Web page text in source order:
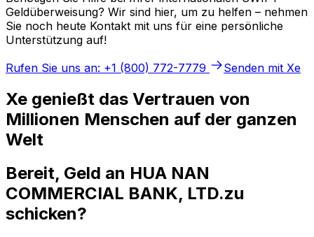
Geldüberweisung? Wir sind hier, um zu helfen – nehmen
Sie noch heute Kontakt mit uns für eine persönliche
Unterstützung auf!
Rufen Sie uns an: +1 (800) 772-7779
Senden mit Xe
Xe genießt das Vertrauen von
Millionen Menschen auf der ganzen
Welt
Bereit, Geld an HUA NAN
COMMERCIAL BANK, LTD.zu
schicken?